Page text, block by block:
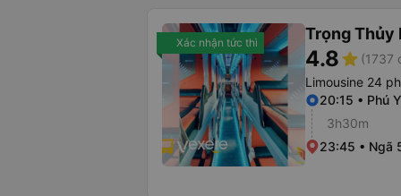
Xác nhận tức thì Trọng Thủy
4.8star (1737
Limousine 24
20:15 • Phú
3h30m
23:45 • Ngã